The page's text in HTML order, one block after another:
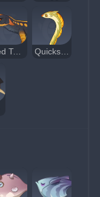
Red Tailed Lizard Quicksand Unagi